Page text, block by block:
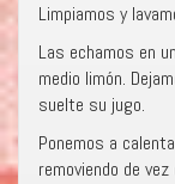
Limpiamos y
Las echamos en
medio limón.
suelte su jugo.
Ponemos a
removiendo de